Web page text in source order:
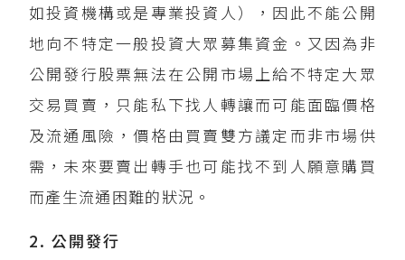
如投資機構或是專業投資人），因此不能公開
地向不特定一般投資大眾募集資金。又因為非
公開發行股票無法在公開市場上給不特定大眾
交易買賣，只能私下找人轉讓而可能面臨價格
及流通風險，價格由買賣雙方議定而非市場供
需，未來要賣出轉手也可能找不到人願意購買
而產生流通困難的狀況。
2. 公開發行